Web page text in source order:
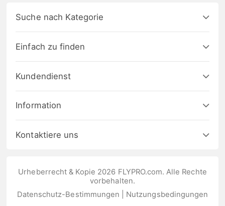
Suche nach Kategorie
Einfach zu finden
Kundendienst
Information
Kontaktiere uns
Urheberrecht & Kopie 2026 FLYPRO.com. Alle Rechte
vorbehalten.
Datenschutz-Bestimmungen
Nutzungsbedingungen